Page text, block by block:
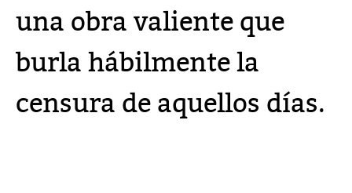
una obra valiente que
burla hábilmente la
censura de aquellos días.